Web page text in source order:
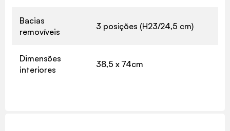
Bacias
removíveis
3 posições (H23/24,5 cm)
Dimensões
interiores
38,5 x 74cm